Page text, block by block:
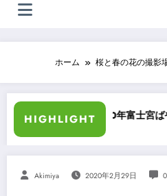
ホーム 桜と春の花の撮影
HIGHLIGHT
昭和40年富士宮ばやし保存
Akimiya 2020年2月29日